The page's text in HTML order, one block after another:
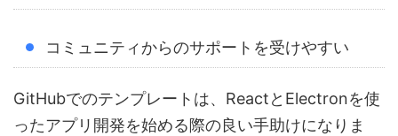
コミュニティからのサポートを受けやすい
GitHubでのテンプレートは、ReactとElectronを使
ったアプリ開発を始める際の良い手助けになりま